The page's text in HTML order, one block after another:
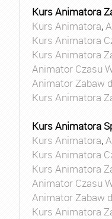
Kurs Animatora
Kurs Animatora,
Kurs Animatora
Kurs Animatora
Animator Czasu
Animator Zabaw
Kurs Animatora
Kurs Animatora
Kurs Animatora,
Kurs Animatora
Kurs Animatora
Animator Czasu
Animator Zabaw
Kurs Animatora